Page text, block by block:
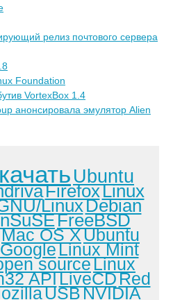
релиз почтового сервера
Foundation
VortexBox 1.4
анонсировала эмулятор Alien
Ubuntu
FirefoxLinux
LinuxDebian
FreeBSD
Mac OS XUbuntu
GoogleLinux Mint
sourceLinux
APILiveCDRed
USBNVIDIA